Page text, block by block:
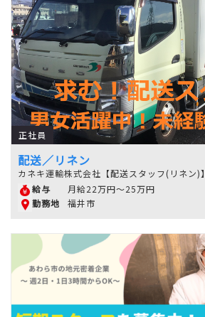
正社員
配送／リネン
カネキ運輸株式会社【配送スタッフ(リネン)】
給与
月給22万円～25万円
勤務地
福井市